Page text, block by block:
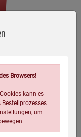
Browsers!
kann es
um